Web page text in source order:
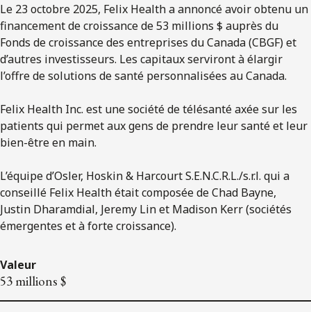
Le 23 octobre 2025, Felix Health a annoncé avoir obtenu un
financement de croissance de 53 millions $ auprès du
Fonds de croissance des entreprises du Canada (CBGF) et
d’autres investisseurs. Les capitaux serviront à élargir
l’offre de solutions de santé personnalisées au Canada.
Felix Health Inc. est une société de télésanté axée sur les
patients qui permet aux gens de prendre leur santé et leur
bien-être en main.
L’équipe d’Osler, Hoskin & Harcourt S.E.N.C.R.L./s.r.l. qui a
conseillé Felix Health était composée de Chad Bayne,
Justin Dharamdial, Jeremy Lin et Madison Kerr (sociétés
émergentes et à forte croissance).
Valeur
53 millions $